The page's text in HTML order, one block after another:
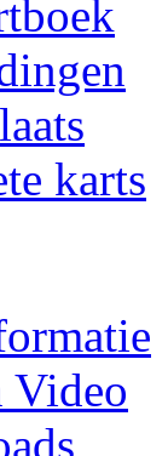
karts
Video